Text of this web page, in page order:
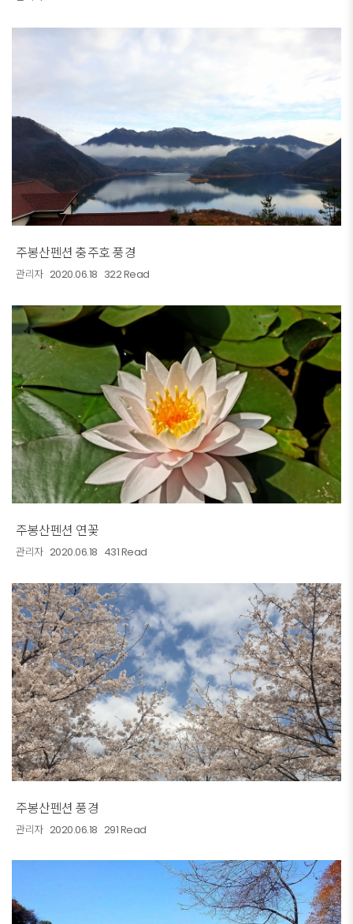
주봉산펜션 충주호 풍경
관리자 2020.06.18 322 Read
주봉산펜션 연꽃
관리자 2020.06.18 431 Read
주봉산펜션 풍경
관리자 2020.06.18 291 Read